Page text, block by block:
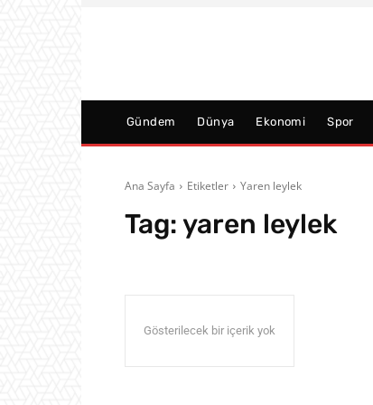
Gündem Dünya Ekonomi Spor
Ana Sayfa Etiketler Yaren leylek
Tag: yaren leylek
Gösterilecek bir içerik yok